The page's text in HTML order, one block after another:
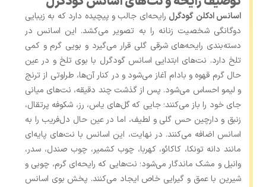
اسانس ادکلن گودگرل رایحه‌ای جالب و پیچیده دارد که به ‌زیبایی
دوگانگی شخصیت زنانه را به تصویر می‌کشد. این اسانس در
دسته‌بندی رایحه‌های شرقی گلی قرار می‌گیرد و بویی گرم و کمی
تلخ دارد. نت‌های ابتدایی اسانس گودگرل با بوی تلخ و در عین
حال گرم قهوه و بادام آغاز می‌شود و در کنار آن‌ها، طراوتی از ترنج
و لیمو احساس می‌شود. پس از گذشت چند دقیقه، نت‌های میانی
جای خود را باز می‌کنند؛ جایی که گل‌های یاس، رز، شکوفه پرتقال،
زنبق و دارچین حس گلی و لطیف، اما در عین حال دل‌فریب را به
اسانس اضافه می‌کنند. در نهایت، این اسانس با نت‌های پایه‌ای
مانند دانه تونکا، کاکائو، کهربا، چوب کشمیر، چوب صندل، سدر،
وانیل و مشک ماندگار می‌شود؛ نت‌هایی که رایحه‌ای گرم، چوبی و
شیرین با عمق و گیرایی خاص ایجاد می‌کنند. پخش بوی اسانس